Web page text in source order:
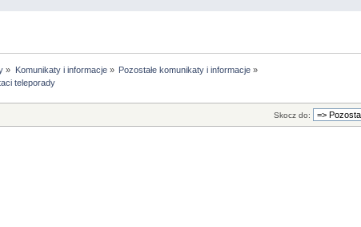
» Komunikaty i informacje» Pozostałe komunikaty i informacje »
teleporady
Skocz do: